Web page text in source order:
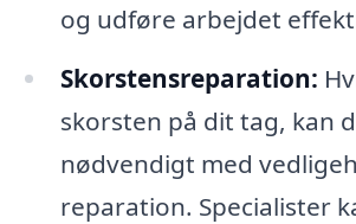
og udføre arbejdet
Skorstensreparation:
skorsten på dit tag, kan
nødvendigt med
reparation. Specialister